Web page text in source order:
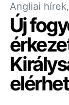
Angliai hírek
Új